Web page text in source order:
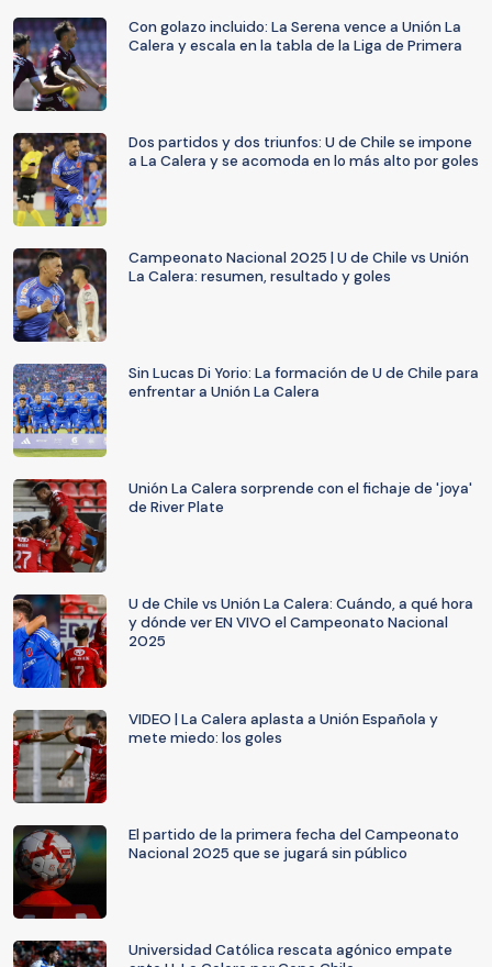
Con golazo incluido: La Serena vence a Unión La
Calera y escala en la tabla de la Liga de Primera
Dos partidos y dos triunfos: U de Chile se impone
a La Calera y se acomoda en lo más alto por goles
Campeonato Nacional 2025 | U de Chile vs Unión
La Calera: resumen, resultado y goles
Sin Lucas Di Yorio: La formación de U de Chile para
enfrentar a Unión La Calera
Unión La Calera sorprende con el fichaje de 'joya'
de River Plate
U de Chile vs Unión La Calera: Cuándo, a qué hora
y dónde ver EN VIVO el Campeonato Nacional
2025
VIDEO | La Calera aplasta a Unión Española y
mete miedo: los goles
El partido de la primera fecha del Campeonato
Nacional 2025 que se jugará sin público
Universidad Católica rescata agónico empate